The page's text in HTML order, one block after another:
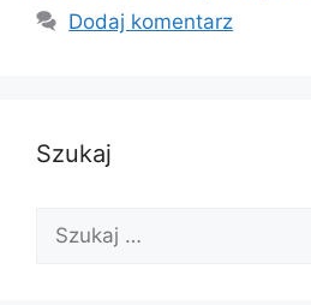
Dodaj komentarz
Szukaj
Szukaj: